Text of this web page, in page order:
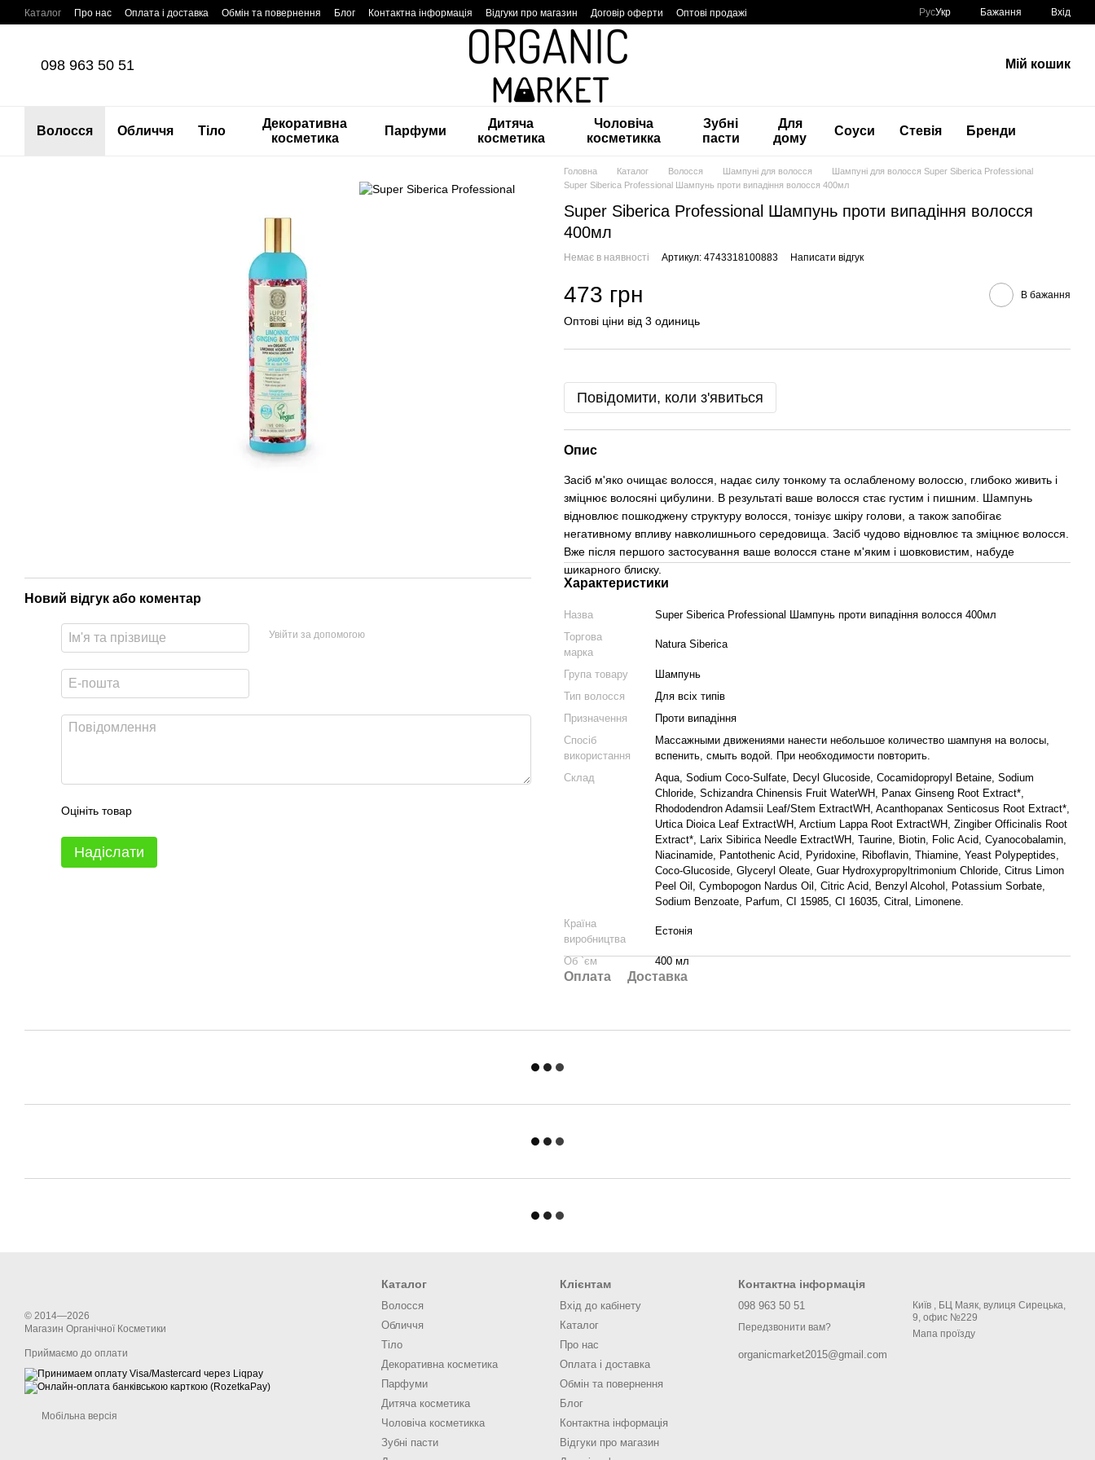
Перейти до основного контенту
Каталог Про нас Оплата і доставка Обмін та повернення Блог Контактна інформація Відгуки про магазин Договір оферти Оптові продажі РусУкр Бажання Вхід
098 963 50 51 Мій кошик
Волосся Обличчя Тіло
Декоративна
косметика
Парфуми
Дитяча
косметика
Чоловіча
косметикка
Зубні
пасти
Для
дому
Соуси Стевія Бренди
Новий відгук або коментар
Увійти за допомогою
Оцініть товар
Надіслати
Головна Каталог Волосся Шампуні для волосся
Шампуні для волосся Super Siberica Professional
Super Siberica Professional Шампунь проти випадіння волосся 400мл
Super Siberica Professional Шампунь проти випадіння волосся
400мл
Немає в наявності Артикул: 4743318100883 Написати відгук
473 грн В бажання
Оптові ціни від 3 одиниць
Повідомити, коли з'явиться
Опис
Засіб м'яко очищає волосся, надає силу тонкому та ослабленому волоссю, глибоко живить і
зміцнює волосяні цибулини. В результаті ваше волосся стає густим і пишним. Шампунь
відновлює пошкоджену структуру волосся, тонізує шкіру голови, а також запобігає
негативному впливу навколишнього середовища. Засіб чудово відновлює та зміцнює волосся.
Вже після першого застосування ваше волосся стане м'яким і шовковистим, набуде
шикарного блиску.
Характеристики
Назва
Super Siberica Professional Шампунь проти випадіння волосся 400мл
Торгова
марка
Natura Siberica
Група товару
Шампунь
Тип волосся
Для всіх типів
Призначення
Проти випадіння
Спосіб
використання
Массажными движениями нанести небольшое количество шампуня на волосы,
вспенить, смыть водой. При необходимости повторить.
Склад
Aqua, Sodium Coco-Sulfate, Decyl Glucoside, Cocamidopropyl Betaine, Sodium
Chloride, Schizandra Chinensis Fruit WaterWH, Panax Ginseng Root Extract*,
Rhododendron Adamsii Leaf/Stem ExtractWH, Acanthopanax Senticosus Root Extract*,
Urtica Dioica Leaf ExtractWH, Arctium Lappa Root ExtractWH, Zingiber Officinalis Root
Extract*, Larix Sibirica Needle ExtractWH, Taurine, Biotin, Folic Acid, Cyanocobalamin,
Niacinamide, Pantothenic Acid, Pyridoxine, Riboflavin, Thiamine, Yeast Polypeptides,
Coco-Glucoside, Glyceryl Oleate, Guar Hydroxypropyltrimonium Chloride, Citrus Limon
Peel Oil, Cymbopogon Nardus Oil, Citric Acid, Benzyl Alcohol, Potassium Sorbate,
Sodium Benzoate, Parfum, CI 15985, CI 16035, Citral, Limonene.
Країна
виробництва
Естонія
Об `єм 400 мл
Оплата Доставка
© 2014—2026
Магазин Органічної Косметики
Приймаємо до оплати
Мобільна версія
Каталог
Волосся
Обличчя
Тіло
Декоративна косметика
Парфуми
Дитяча косметика
Чоловіча косметикка
Зубні пасти
Клієнтам
Вхід до кабінету
Каталог
Про нас
Оплата і доставка
Обмін та повернення
Блог
Контактна інформація
Відгуки про магазин
Контактна інформація
098 963 50 51
Передзвонити вам?
organicmarket2015@gmail.com
Київ , БЦ Маяк, вулиця Сирецька,
9, офис №229
Мапа проїзду